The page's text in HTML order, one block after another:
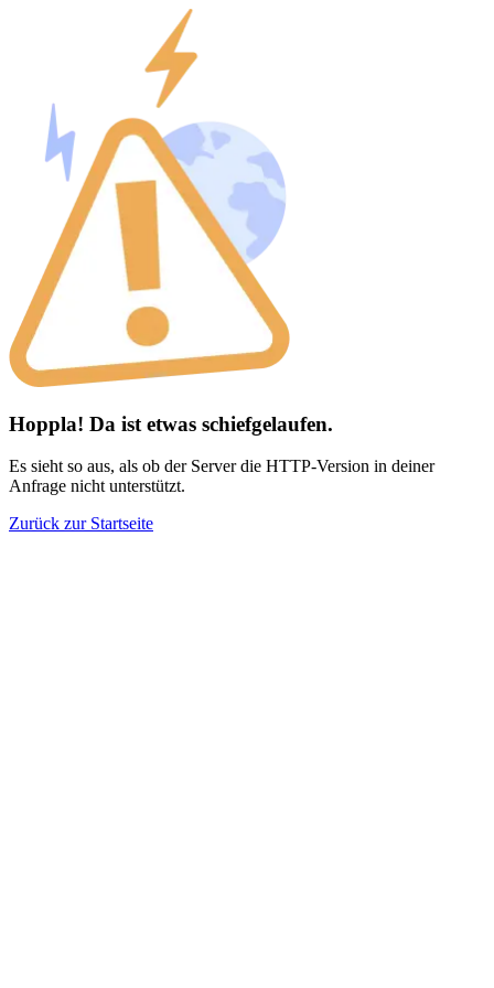
Hoppla! Da ist etwas schiefgelaufen.
Es sieht so aus, als ob der Server die HTTP-Version in deiner
Anfrage nicht unterstützt.
Zurück zur Startseite